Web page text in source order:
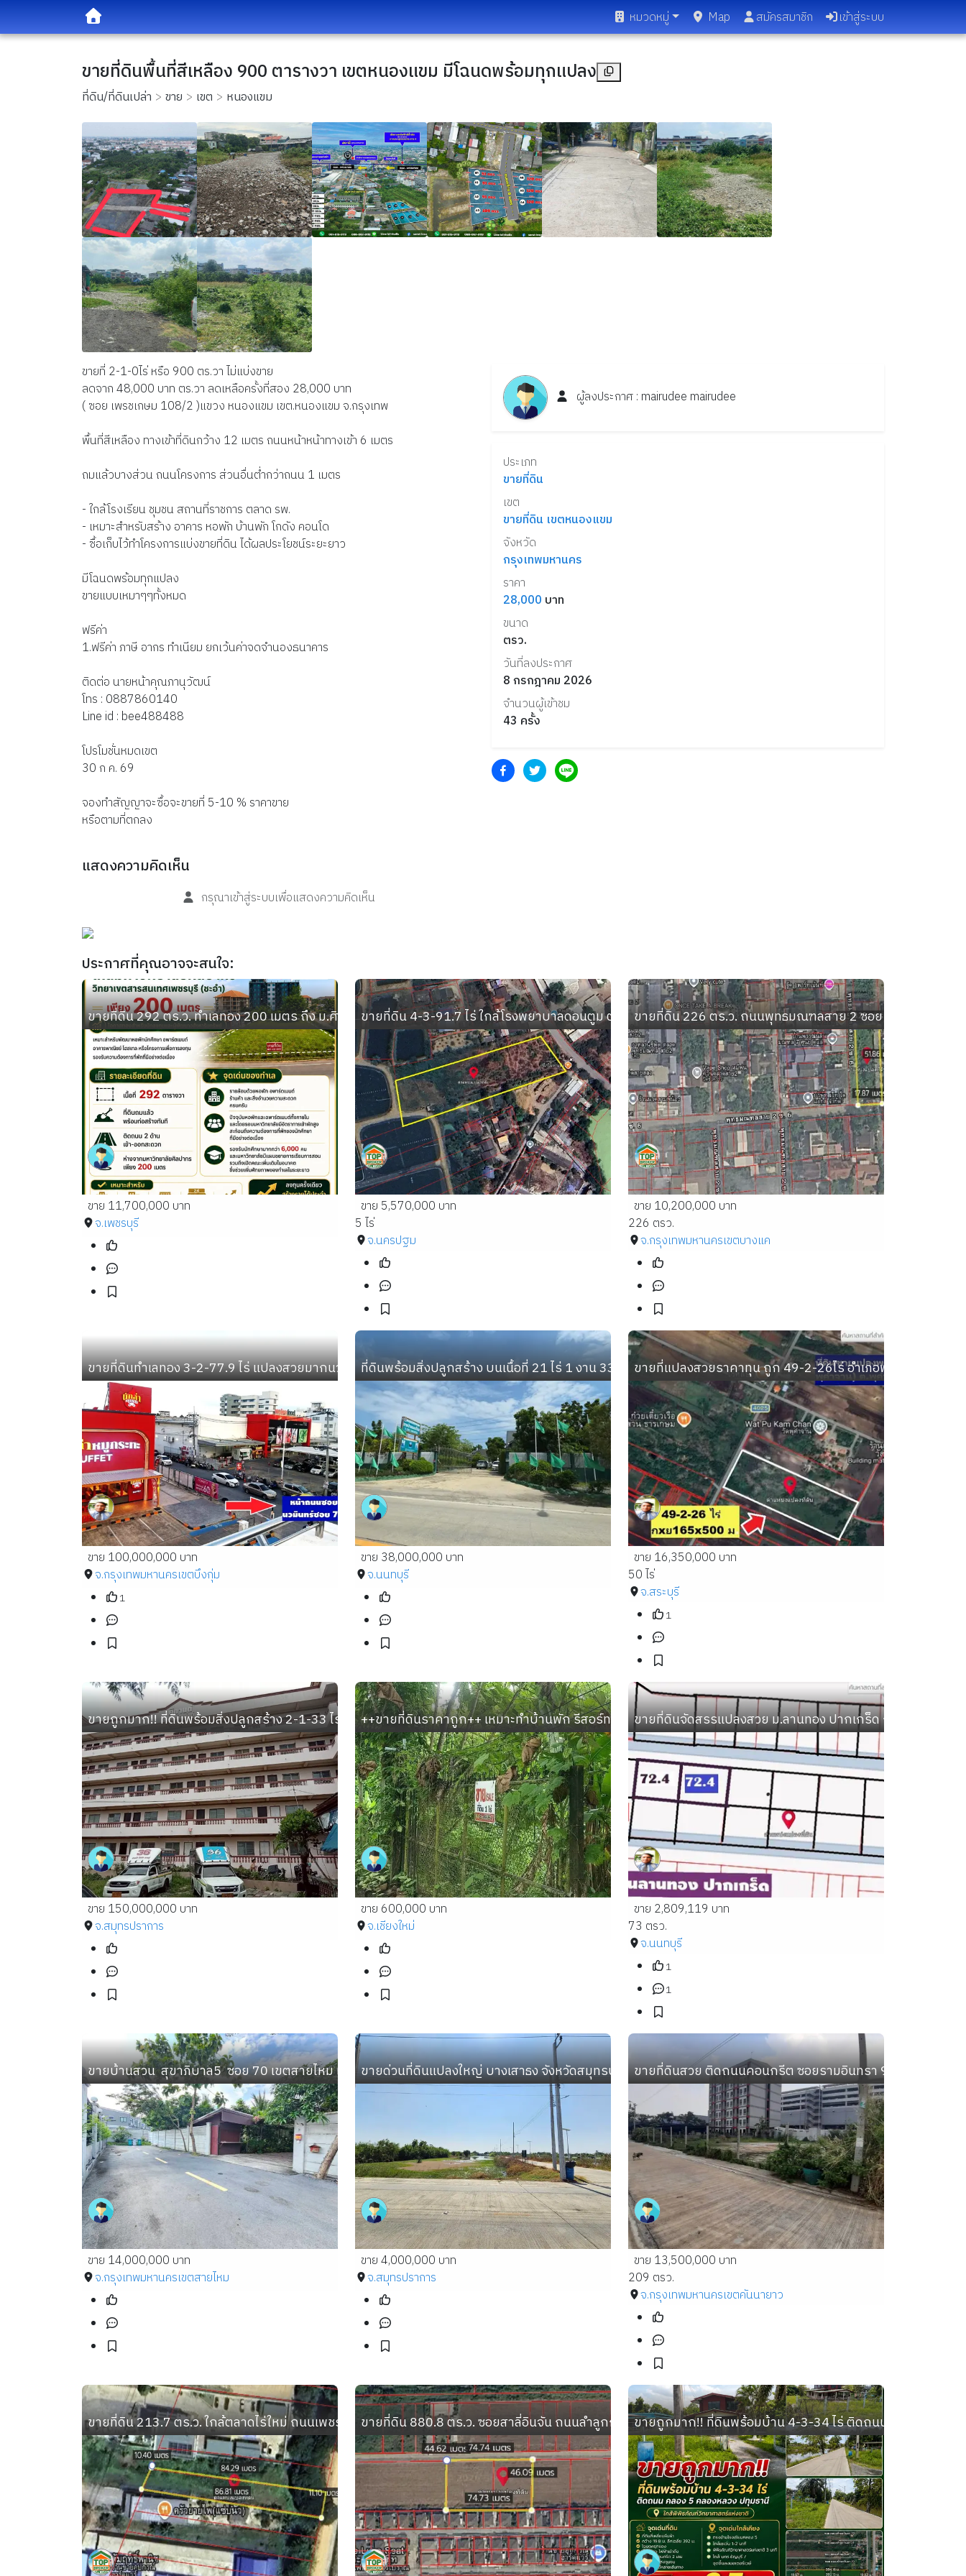
หมวดหมู่ Map สมัครสมาชิก เข้าสู่ระบบ
ขายที่ดินพื้นที่สีเหลือง 900 ตารางวา เขตหนองแขม มีโฉนดพร้อมทุกแปลง
ที่ดิน/ที่ดินเปล่า ขาย เขต หนองแขม
ขายที่ 2-1-0ไร่ หรือ 900 ตร.วา ไม่แบ่งขาย
ลดจาก 48,000 บาท ตร.วา ลดเหลือครั้งที่สอง 28,000 บาท
( ซอย เพรชเกษม 108/2 )แขวง หนองแขม เขต.หนองแขม จ.กรุงเทพ
พื้นที่สีเหลือง ทางเข้าที่ดินกว้าง 12 เมตร ถนนหน้าหน้าทางเข้า 6 เมตร
ถมแล้วบางส่วน ถนนโครงการ ส่วนอื่นต่ำกว่าถนน 1 เมตร
- ใกล้โรงเรียน ชุมชน สถานที่ราชการ ตลาด รพ.
- เหมาะสำหรับสร้าง อาคาร หอพัก บ้านพัก โกดัง คอนโด
- ซื้อเก็บไว้ทำโครงการแบ่งขายที่ดิน ได้ผลประโยชน์ระยะยาว
มีโฉนดพร้อมทุกแปลง
ขายแบบเหมาๆๆทั้งหมด
ฟรีค่า
1.ฟรีค่า ภาษี อากร ทำเนียม ยกเว้นค่าจดจำนองธนาคาร
ติดต่อ นายหน้าคุณภานุวัฒน์
โทร : 0887860140
Line id : bee488488
โปรโมชั่นหมดเขต
30 ก ค. 69
จองทำสัญญาจะซื้อจะขายที่ 5-10 % ราคาขาย
หรือตามที่ตกลง
แสดงความคิดเห็น
กรุณาเข้าสู่ระบบเพื่อแสดงความคิดเห็น
ผู้ลงประกาศ : mairudee mairudee
ประเภท
ขายที่ดิน
เขต
ขายที่ดิน เขตหนองแขม
จังหวัด
กรุงเทพมหานคร
ราคา
28,000 บาท
ขนาด
ตรว.
วันที่ลงประกาศ
8 กรกฎาคม 2026
จำนวนผู้เข้าชม
43 ครั้ง
ประกาศที่คุณอาจจะสนใจ:
ขายที่ดิน 292 ตร.ว. ทำเลทอง 200 เมตร ถึง ม.ศิลปากร วิทยาเขตสารสนเทศเพชรบุรี อ.ชะอำ จ.เพชรบุรี
ขาย 11,700,000 บาท
จ.เพชรบุรี
ขายที่ดิน 4-3-91.7 ไร่ ใกล้โรงพยาบาลดอนตูม ตำบลลำเหย อำเภอดอนตูม นครปฐม
ขาย 5,570,000 บาท
5 ไร่
จ.นครปฐม
ขายที่ดิน 226 ตร.ว. ถนนพุทธมณฑลสาย 2 ซอย 6 เขตบางแค
ขาย 10,200,000 บาท
226 ตรว.
จ.กรุงเทพมหานครเขตบางแค
ขายที่ดินทำเลทอง 3-2-77.9 ไร่ แปลงสวยมากนวมินทร์ 70 แยก 3 ใกล้ปากซอยนวมินทร์ 70 สวยๆหน้าซอยร้านหรูเพ
ขาย 100,000,000 บาท
จ.กรุงเทพมหานครเขตบึงกุ่ม
1
ที่ดินพร้อมสิ่งปลูกสร้าง บนเนื้อที่ 21 ไร่ 1 งาน 33 ตารางวา
ขาย 38,000,000 บาท
จ.นนทบุรี
ขายที่แปลงสวยราคาทุน ถูก 49-2-26ไร่ อำเภอพระพุทธบาท
ขาย 16,350,000 บาท
50 ไร่
จ.สระบุรี
1
ขายถูกมาก!! ที่ดินพร้อมสิ่งปลูกสร้าง 2-1-33 ไร่ ทำเลทอง อ.เมือง สมุทรปราการ ใกล้ BTS ปากน้ำ ตลาดกลาง
ขาย 150,000,000 บาท
จ.สมุทรปราการ
++ขายที่ดินราคาถูก++ เหมาะทำบ้านพัก รีสอร์ท ใกล้วัดถ้ำผาปล่อง ถ้ำปากเปียง ถ้ำเชียงดาว เชียงใหม่
ขาย 600,000 บาท
จ.เชียงใหม่
ขายที่ดินจัดสรรแปลงสวย ม.ลานทอง ปากเกร็ด กลับแจ้งวัฒนะ
ขาย 2,809,119 บาท
73 ตรว.
จ.นนทบุรี
1
1
ขายบ้านสวน  สุขาภิบาล5  ซอย 70 เขตสายไหม เข้าซอยเพียง 300 เมตร
ขาย 14,000,000 บาท
จ.กรุงเทพมหานครเขตสายไหม
ขายด่วนที่ดินแปลงใหญ่ บางเสาธง จังหวัดสมุทรปราการ ติดถนนสาธารณะ น้ำ ไฟ พร้อม
ขาย 4,000,000 บาท
จ.สมุทรปราการ
ขายที่ดินสวย ติดถนนคอนกรีต ซอยรามอินทรา 97
ขาย 13,500,000 บาท
209 ตรว.
จ.กรุงเทพมหานครเขตคันนายาว
ขายที่ดิน 213.7 ตร.ว. ใกล้ตลาดไร่ใหม่ ถนนเพชรเกษม อำเภอสามร้อยยอด ประจวบคีรีขันธ์ขายที่ดิน 880.8 ตร.ว. ซอยสาลี่อินจัน ถนนลำลูกกา ตำบลลาดสวาย อำเภอลำลูกกา ปทุมธานี
ขายถูกมาก!! ที่ดินพร้อมบ้าน 4-3-34 ไร่ ติดถนน คลอง 5 คล